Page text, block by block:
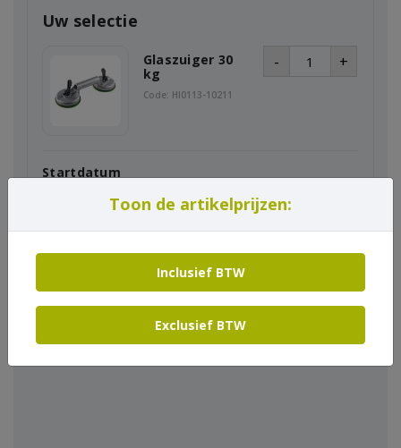
Uw selectie
Glaszuiger 30
kg
Code: HI0113-10211
- +
Startdatum
In winkelmand
Toon de artikelprijzen:
Inclusief BTW
Exclusief BTW